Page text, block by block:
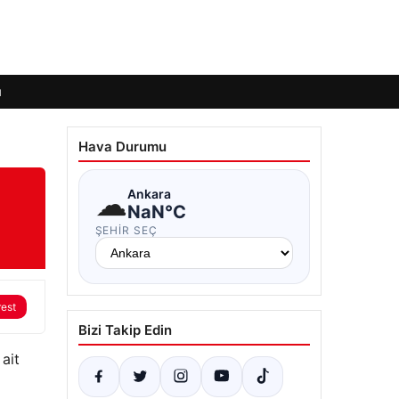
Hava Durumu
☁Ankara
NaN°C
ŞEHIR SEÇ
Bizi Takip Edin